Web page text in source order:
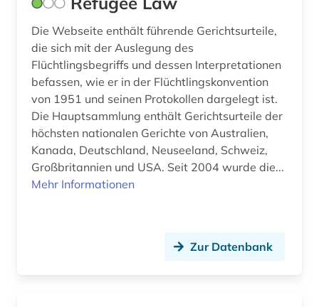
philosophie (1)
plattform (1)
politik (1)
polizeirecht (1)
portal (1)
Die Webseite enthält führende Gerichtsurteile,
die sich mit der Auslegung des
Flüchtlingsbegriffs und dessen Interpretationen
befassen, wie er in der Flüchtlingskonvention
von 1951 und seinen Protokollen dargelegt ist.
Die Hauptsammlung enthält Gerichtsurteile der
höchsten nationalen Gerichte von Australien,
Kanada, Deutschland, Neuseeland, Schweiz,
Großbritannien und USA. Seit 2004 wurde die...
Mehr Informationen
Zur Datenbank